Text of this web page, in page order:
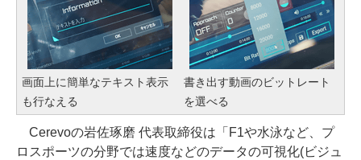
画面上に簡単なテキスト表示
も行なえる
書き出す動画のビットレート
を選べる
Cerevoの岩佐琢磨 代表取締役は「F1や水泳など、プ
ロスポーツの分野では速度などのデータの可視化(ビジュ